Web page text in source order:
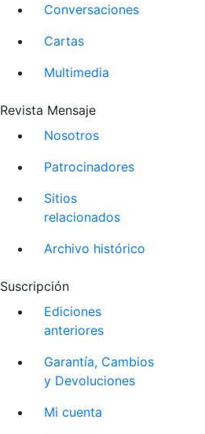
Conversaciones
Cartas
Multimedia
Revista Mensaje
Nosotros
Patrocinadores
Sitios
relacionados
Archivo histórico
Suscripción
Ediciones
anteriores
Garantía, Cambios
y Devoluciones
Mi cuenta